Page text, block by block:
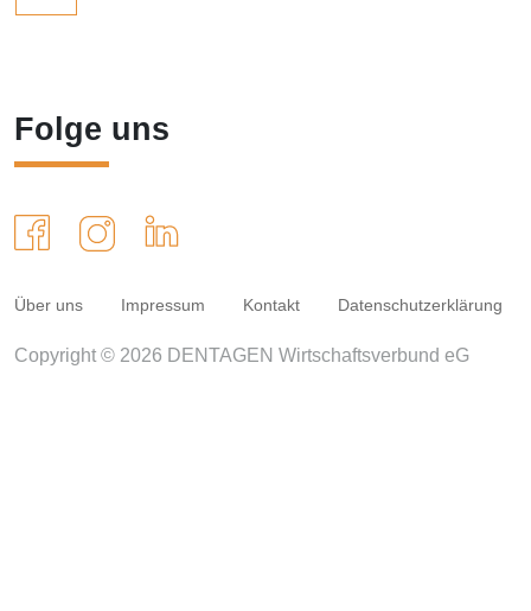
Folge uns
Über uns Impressum Kontakt Datenschutzerklärung
Copyright © 2026 DENTAGEN Wirtschaftsverbund eG